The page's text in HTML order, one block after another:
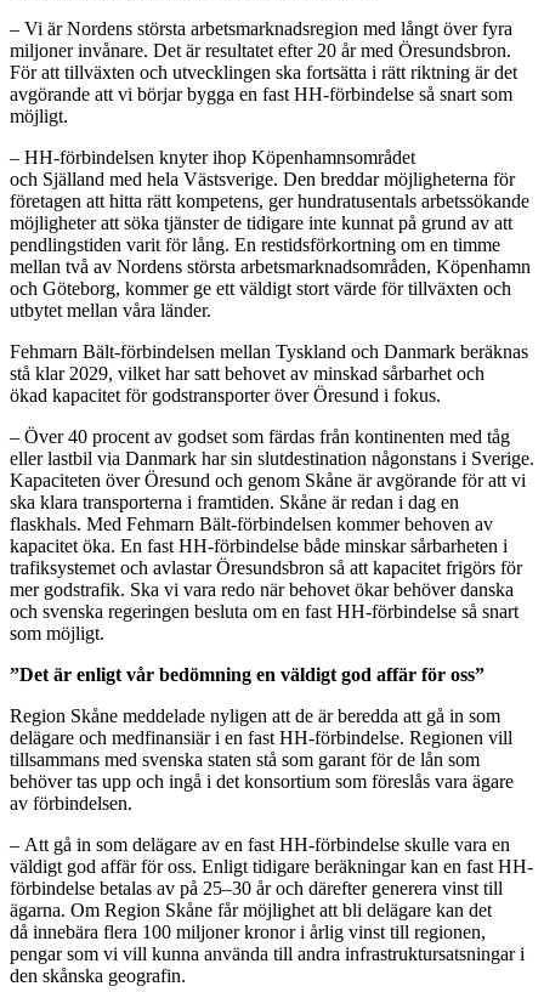
– Vi är Nordens största arbetsmarknadsregion med långt över fyra
miljoner invånare. Det är resultatet efter 20 år med Öresundsbron.
För att tillväxten och utvecklingen ska fortsätta i rätt riktning är det
avgörande att vi börjar bygga en fast HH-förbindelse så snart som
möjligt.
– HH-förbindelsen knyter ihop Köpenhamnsområdet
och Själland med hela Västsverige. Den breddar möjligheterna för
företagen att hitta rätt kompetens, ger hundratusentals arbetssökande
möjligheter att söka tjänster de tidigare inte kunnat på grund av att
pendlingstiden varit för lång. En restidsförkortning om en timme
mellan två av Nordens största arbetsmarknadsområden, Köpenhamn
och Göteborg, kommer ge ett väldigt stort värde förtillväxten och
utbytet mellan våra länder.
Fehmarn Bält-förbindelsen mellan Tyskland och Danmark beräknas
stå klar 2029, vilket har satt behovet av minskad sårbarhet och
ökad kapacitet för godstransporter över Öresund i fokus.
– Över 40 procent av godset som färdas från kontinenten med tåg
eller lastbil via Danmark har sin slutdestination någonstans i Sverige.
Kapaciteten över Öresund och genom Skåne är avgörande för att vi
ska klara transporterna i framtiden. Skåne är redan i dag en
flaskhals. Med Fehmarn Bält-förbindelsen kommer behoven av
kapacitet öka. En fast HH-förbindelse både minskar sårbarheten i
trafiksystemet och avlastar Öresundsbron så att kapacitet frigörs för
mer godstrafik. Ska vi vara redo när behovet ökar behöver danska
och svenska regeringen besluta om en fast HH-förbindelse så snart
som möjligt.
”Det är enligt vår bedömning en väldigt god affär för oss”
Region Skåne meddelade nyligen att de är beredda att gå in som
delägare och medfinansiär i en fast HH-förbindelse. Regionen vill
tillsammans med svenska staten stå som garant för de lån som
behöver tas upp och ingå i det konsortium som föreslås vara ägare
av förbindelsen.
– Att gå in som delägare av en fast HH-förbindelse skulle vara en
väldigt god affär för oss. Enligt tidigare beräkningar kan en fast HH-
förbindelse betalas av på 25–30 år och därefter generera vinst till
ägarna. Om Region Skåne får möjlighet att bli delägare kan det
då innebära flera 100 miljoner kronori årlig vinst till regionen,
pengar som vi vill kunna använda till andra infrastruktursatsningar i
den skånska geografin.